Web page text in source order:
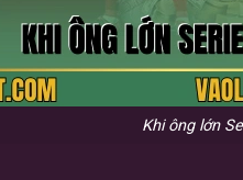
Khi ông lớn